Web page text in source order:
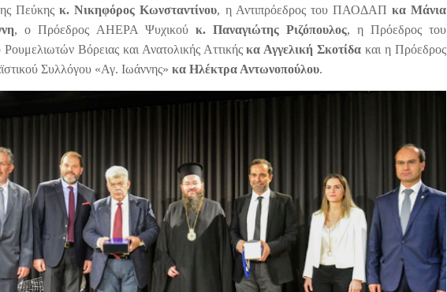
Πεύκηςκ. Νικηφόρος Κωνσταντίνου, η Αντιπρόεδρος του ΠΑΟΔΑΠ κα Μάνια
, ο Πρόεδρος AHEPA Ψυχικού κ. Παναγιώτης Ριζόπουλος, η Πρόεδρος του
Βόρειας και Ανατολικής Αττικήςκα Αγγελική Σκοτίδα και η Πρόεδρος
Συλλόγου «Αγ. Ιωάννης» κα Ηλέκτρα Αντωνοπούλου.